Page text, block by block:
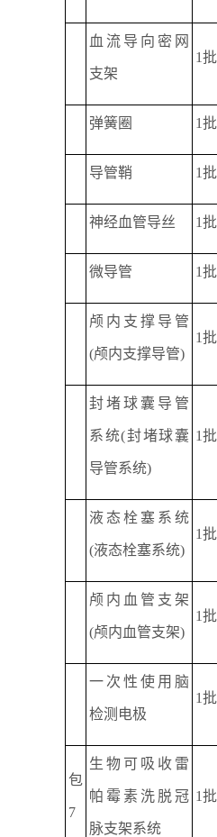
血流导向密网
支架
1批
弹簧圈 1批
导管鞘 1批
神经血管导丝 1批
微导管 1批
颅内支撑导管
(颅内支撑导管)
1批
封堵球囊导管
系统(封堵球囊
导管系统)
1批
液态栓塞系统
(液态栓塞系统)
1批
颅内血管支架
(颅内血管支架)
1批
一次性使用脑
检测电极
1批
包
7
生物可吸收雷
帕霉素洗脱冠
脉支架系统
1批